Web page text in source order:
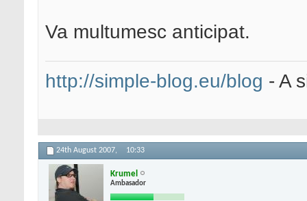
Va multumesc anticipat.
http://simple-blog.eu/blog - A
24th August 2007, 10:33
Krumel
Ambasador